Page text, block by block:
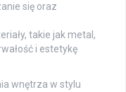
się oraz
takie jak metal,
i estetykę
wnętrza w stylu